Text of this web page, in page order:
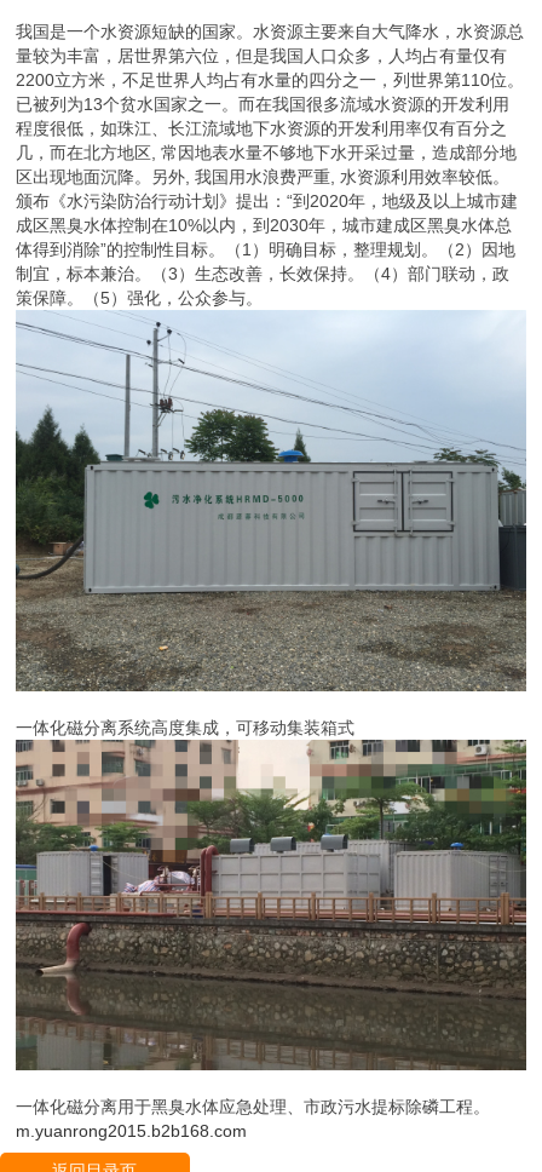
我国是一个水资源短缺的国家。水资源主要来自大气降水，水资源总
量较为丰富，居世界第六位，但是我国人口众多，人均占有量仅有
2200立方米，不足世界人均占有水量的四分之一，列世界第110位。
已被列为13个贫水国家之一。而在我国很多流域水资源的开发利用
程度很低，如珠江、长江流域地下水资源的开发利用率仅有百分之
几，而在北方地区, 常因地表水量不够地下水开采过量，造成部分地
区出现地面沉降。另外, 我国用水浪费严重, 水资源利用效率较低。
颁布《水污染防治行动计划》提出：“到2020年，地级及以上城市建
成区黑臭水体控制在10%以内，到2030年，城市建成区黑臭水体总
体得到消除”的控制性目标。（1）明确目标，整理规划。（2）因地
制宜，标本兼治。（3）生态改善，长效保持。（4）部门联动，政
策保障。（5）强化，公众参与。
一体化磁分离系统高度集成，可移动集装箱式
一体化磁分离用于黑臭水体应急处理、市政污水提标除磷工程。
m.yuanrong2015.b2b168.com